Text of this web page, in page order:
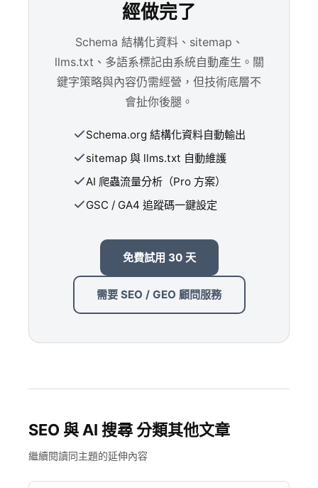
經做完了
Schema 結構化資料、sitemap、
llms.txt、多語系標記由系統自動產生。關
鍵字策略與內容仍需經營，但技術底層不
會扯你後腿。
Schema.org 結構化資料自動輸出
sitemap 與 llms.txt 自動維護
AI 爬蟲流量分析（Pro 方案）
GSC / GA4 追蹤碼一鍵設定
免費試用 30 天
需要 SEO / GEO 顧問服務
SEO 與 AI 搜尋 分類其他文章
繼續閱讀同主題的延伸內容